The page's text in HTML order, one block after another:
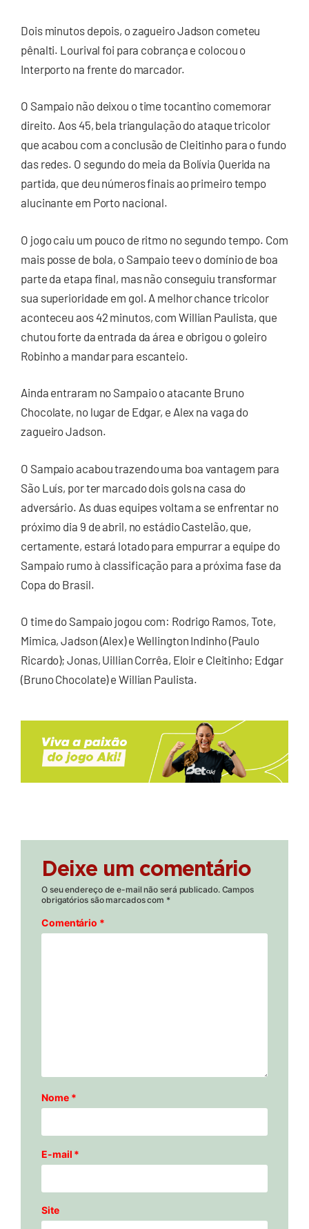
Dois minutos depois, o zagueiro Jadson cometeu
pênalti. Lourival foi para cobrança e colocou o
Interporto na frente do marcador.
O Sampaio não deixou o time tocantino comemorar
direito. Aos 45, bela triangulação do ataque tricolor
que acabou com a conclusão de Cleitinho para o fundo
das redes. O segundo do meia da Bolívia Querida na
partida, que deu números finais ao primeiro tempo
alucinante em Porto nacional.
O jogo caiu um pouco de ritmo no segundo tempo. Com
mais posse de bola, o Sampaio teev o domínio de boa
parte da etapa final, mas não conseguiu transformar
sua superioridade em gol. A melhor chance tricolor
aconteceu aos 42 minutos, com Willian Paulista, que
chutou forte da entrada da área e obrigou o goleiro
Robinho a mandar para escanteio.
Ainda entraram no Sampaio o atacante Bruno
Chocolate, no lugar de Edgar, e Alex na vaga do
zagueiro Jadson.
O Sampaio acabou trazendo uma boa vantagem para
São Luís, por ter marcado dois gols na casa do
adversário. As duas equipes voltam a se enfrentar no
próximo dia 9 de abril, no estádio Castelão, que,
certamente, estará lotado para empurrar a equipe do
Sampaio rumo à classificação para a próxima fase da
Copa do Brasil.
O time do Sampaio jogou com: Rodrigo Ramos, Tote,
Mimica, Jadson (Alex) e Wellington Indinho (Paulo
Ricardo); Jonas, Uillian Corrêa, Eloir e Cleitinho; Edgar
(Bruno Chocolate) e Willian Paulista.
Deixe um comentário
O seu endereço de e-mail não será publicado. Campos
obrigatórios são marcados com *
Comentário *
Nome *
E-mail *
Site